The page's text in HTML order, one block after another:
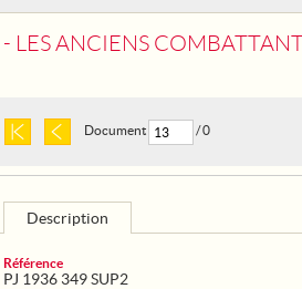
LES ANCIENS
Document / 0
Description
Référence
PJ 1936 349 SUP2